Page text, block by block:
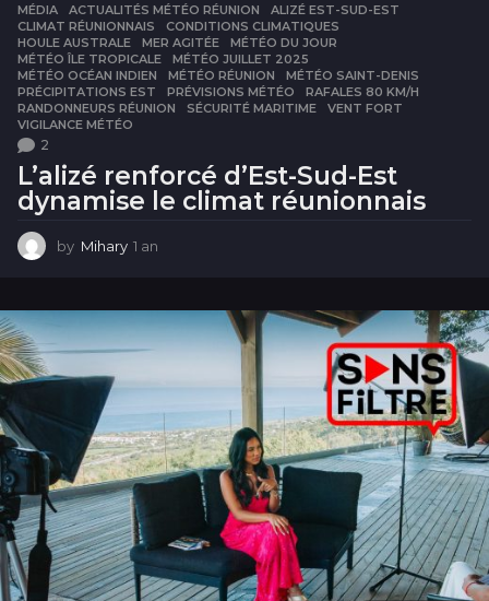
MÉDIA ACTUALITÉS MÉTÉO RÉUNION ,ALIZÉ EST-SUD-EST
CLIMAT RÉUNIONNAIS
,CONDITIONS CLIMATIQUES
HOULE AUSTRALE
,MER AGITÉE ,MÉTÉO DU JOUR
MÉTÉO ÎLE TROPICALE
,MÉTÉO JUILLET 2025
MÉTÉO OCÉAN INDIEN
,MÉTÉO RÉUNION ,MÉTÉO SAINT-DENIS
PRÉCIPITATIONS EST
,PRÉVISIONS MÉTÉO ,RAFALES 80 KM/H
RANDONNEURS RÉUNION
,SÉCURITÉ MARITIME ,VENT FORT
VIGILANCE MÉTÉO
2
L’alizé renforcé d’Est-Sud-Est
dynamise le climat réunionnais
by Mihary 1 an